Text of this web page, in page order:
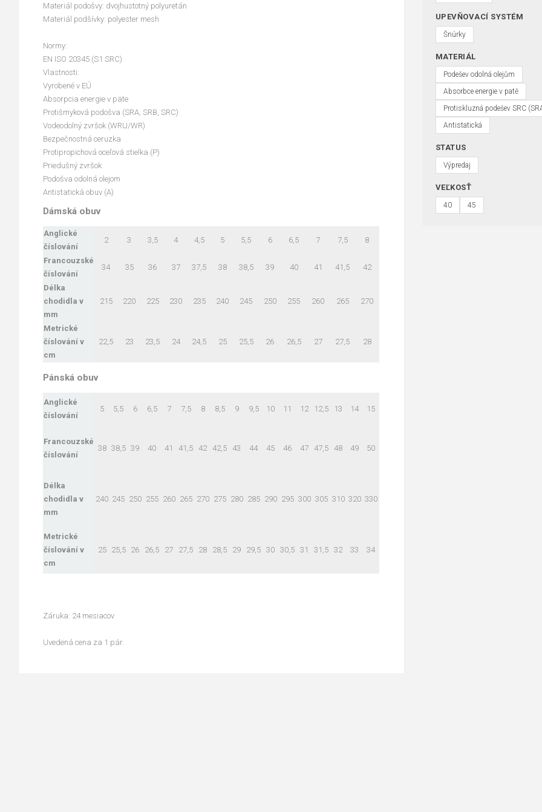
Materiál podošvy: dvojhustotný polyuretán
Materiál podšívky: polyester mesh
Normy:
EN ISO 20345 (S1 SRC)
Vlastnosti:
Vyrobené v EÚ
Absorpcia energie v päte
Protišmyková podošva (SRA, SRB, SRC)
Vodeodolný zvršok (WRU/WR)
Bezpečnostná ceruzka
Protipropichová oceľová stielka (P)
Priedušný zvršok
Podošva odolná olejom
Antistatická obuv (A)
Dámská obuv
Anglické
číslování
2 3 3,5 4 4,5 5 5,5 6 6,5 7 7,5 8
Francouzské
číslování
34 35 36 37 37,5 38 38,5 39 40 41 41,5 42
Délka
chodidla v
mm
215 220 225 230 235 240 245 250 255 260 265 270
Metrické
číslování v
cm
22,5 23 23,5 24 24,5 25 25,5 26 26,5 27 27,5 28
Pánská obuv
Anglické
číslování
5 5,5 6 6,5 7 7,5 8 8,5 9 9,5 10 11 12 12,5 13 14 15
Francouzské
číslování
38 38,5 39 40 41 41,5 42 42,5 43 44 45 46 47 47,5 48 49 50
Délka
chodidla v
mm
240 245 250 255 260 265 270 275 280 285 290 295 300 305 310 320 330
Metrické
číslování v
cm
25 25,5 26 26,5 27 27,5 28 28,5 29 29,5 30 30,5 31 31,5 32 33 34
Záruka: 24 mesiacov
Uvedená cena za 1 pár.
UPEVŇOVACÍ SYSTÉM
Šnúrky
MATERIÁL
Podešev odolná olejům
Absorbce energie v patě
Protiskluzná podešev SRC
Antistatická
STATUS
Výpredaj
VEĽKOSŤ
40 45